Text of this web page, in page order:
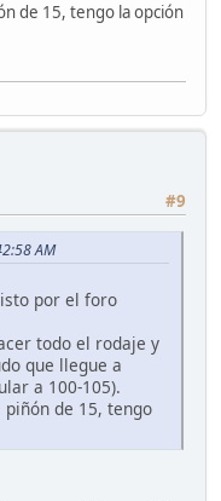
de 15, tengo la opción
#9
AM
por el foro
todo el rodaje y
que llegue a
a 100-105).
de 15, tengo